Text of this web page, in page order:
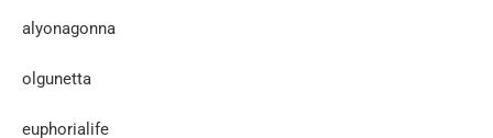
alyonagonna
olgunetta
euphorialife